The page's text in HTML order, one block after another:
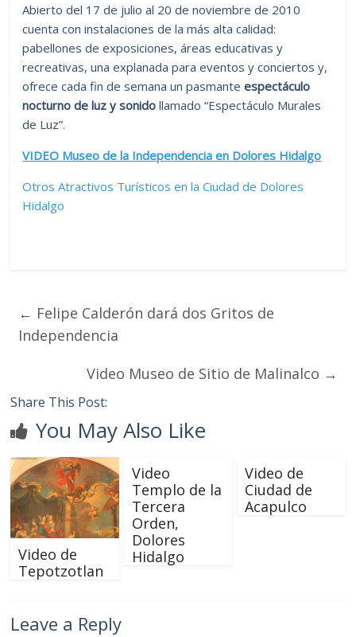
Abierto del 17 de julio al 20 de noviembre de 2010
cuenta con instalaciones de la más alta calidad:
pabellones de exposiciones, áreas educativas y
recreativas, una explanada para eventos y conciertos y,
ofrece cada fin de semana un pasmanteespectáculo
nocturno de luz y sonido llamado “Espectáculo Murales
de Luz”.
VIDEO Museo de la Independencia en Dolores Hidalgo
Otros Atractivos Turísticos en la Ciudad de Dolores
Hidalgo
← Felipe Calderón dará dos Gritos de
Independencia
Video Museo de Sitio de Malinalco →
Share This Post:
You May Also Like
Video de
Tepotzotlan
Video
Templo de la
Tercera
Orden,
Dolores
Hidalgo
Video de
Ciudad de
Acapulco
Leave a Reply